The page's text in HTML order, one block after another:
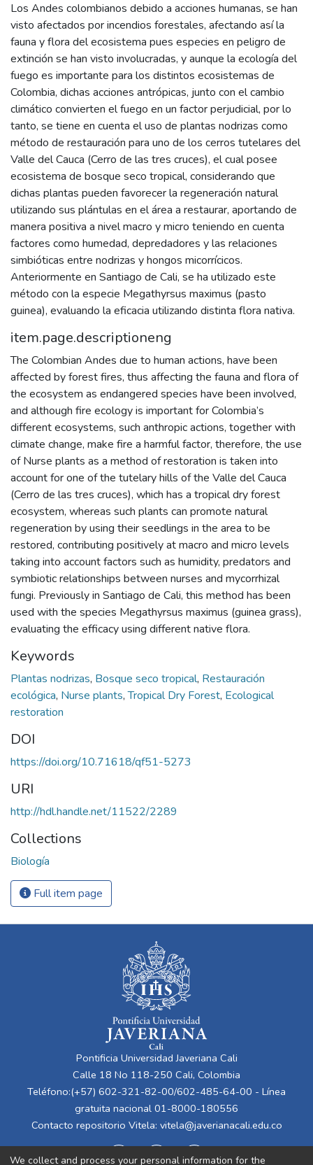
Los Andes colombianos debido a acciones humanas, se han
visto afectados por incendios forestales, afectando así la
fauna y flora del ecosistema pues especies en peligro de
extinción se han visto involucradas, y aunque la ecología del
fuego es importante para los distintos ecosistemas de
Colombia, dichas acciones antrópicas, junto con el cambio
climático convierten el fuego en un factor perjudicial, por lo
tanto, se tiene en cuenta el uso de plantas nodrizas como
método de restauración para uno de los cerros tutelares del
Valle del Cauca (Cerro de las tres cruces), el cual posee
ecosistema de bosque seco tropical, considerando que
dichas plantas pueden favorecer la regeneración natural
utilizando sus plántulas en el área a restaurar, aportando de
manera positiva a nivel macro y micro teniendo en cuenta
factores como humedad, depredadores y las relaciones
simbióticas entre nodrizas y hongos micorrícicos.
Anteriormente en Santiago de Cali, se ha utilizado este
método con la especie Megathyrsus maximus (pasto
guinea), evaluando la eficacia utilizando distinta flora nativa.
item.page.descriptioneng
The Colombian Andes due to human actions, have been
affected by forest fires, thus affecting the fauna and flora of
the ecosystem as endangered species have been involved,
and although fire ecology is important for Colombia’s
different ecosystems, such anthropic actions, together with
climate change, make fire a harmful factor, therefore, the use
of Nurse plants as a method of restoration is taken into
account for one of the tutelary hills of the Valle del Cauca
(Cerro de las tres cruces), which has a tropical dry forest
ecosystem, whereas such plants can promote natural
regeneration by using their seedlings in the area to be
restored, contributing positively at macro and micro levels
taking into account factors such as humidity, predators and
symbiotic relationships between nurses and mycorrhizal
fungi. Previously in Santiago de Cali, this method has been
used with the species Megathyrsus maximus (guinea grass),
evaluating the efficacy using different native flora.
Keywords
Plantas nodrizas, Bosque seco tropical, Restauración
ecológica, Nurse plants,Tropical Dry Forest, Ecological
restoration
DOI
https://doi.org/10.71618/qf51-5273
URI
http://hdl.handle.net/11522/2289
Collections
Biología
Full item page
Pontificia Universidad Javeriana Cali
Calle 18 No 118-250 Cali, Colombia
Teléfono:(+57) 602-321-82-00/602-485-64-00 - Línea
gratuita nacional 01-8000-180556
Contacto repositorio Vitela: vitela@javerianacali.edu.co
We collect and process your personal information for the